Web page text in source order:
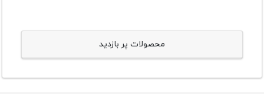
محصولات پر بازدید